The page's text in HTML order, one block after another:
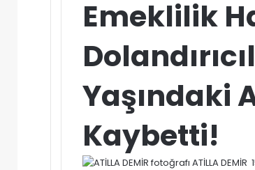
Emeklilik
Yaşındaki
Kaybetti!
ATİLLA DEMİR